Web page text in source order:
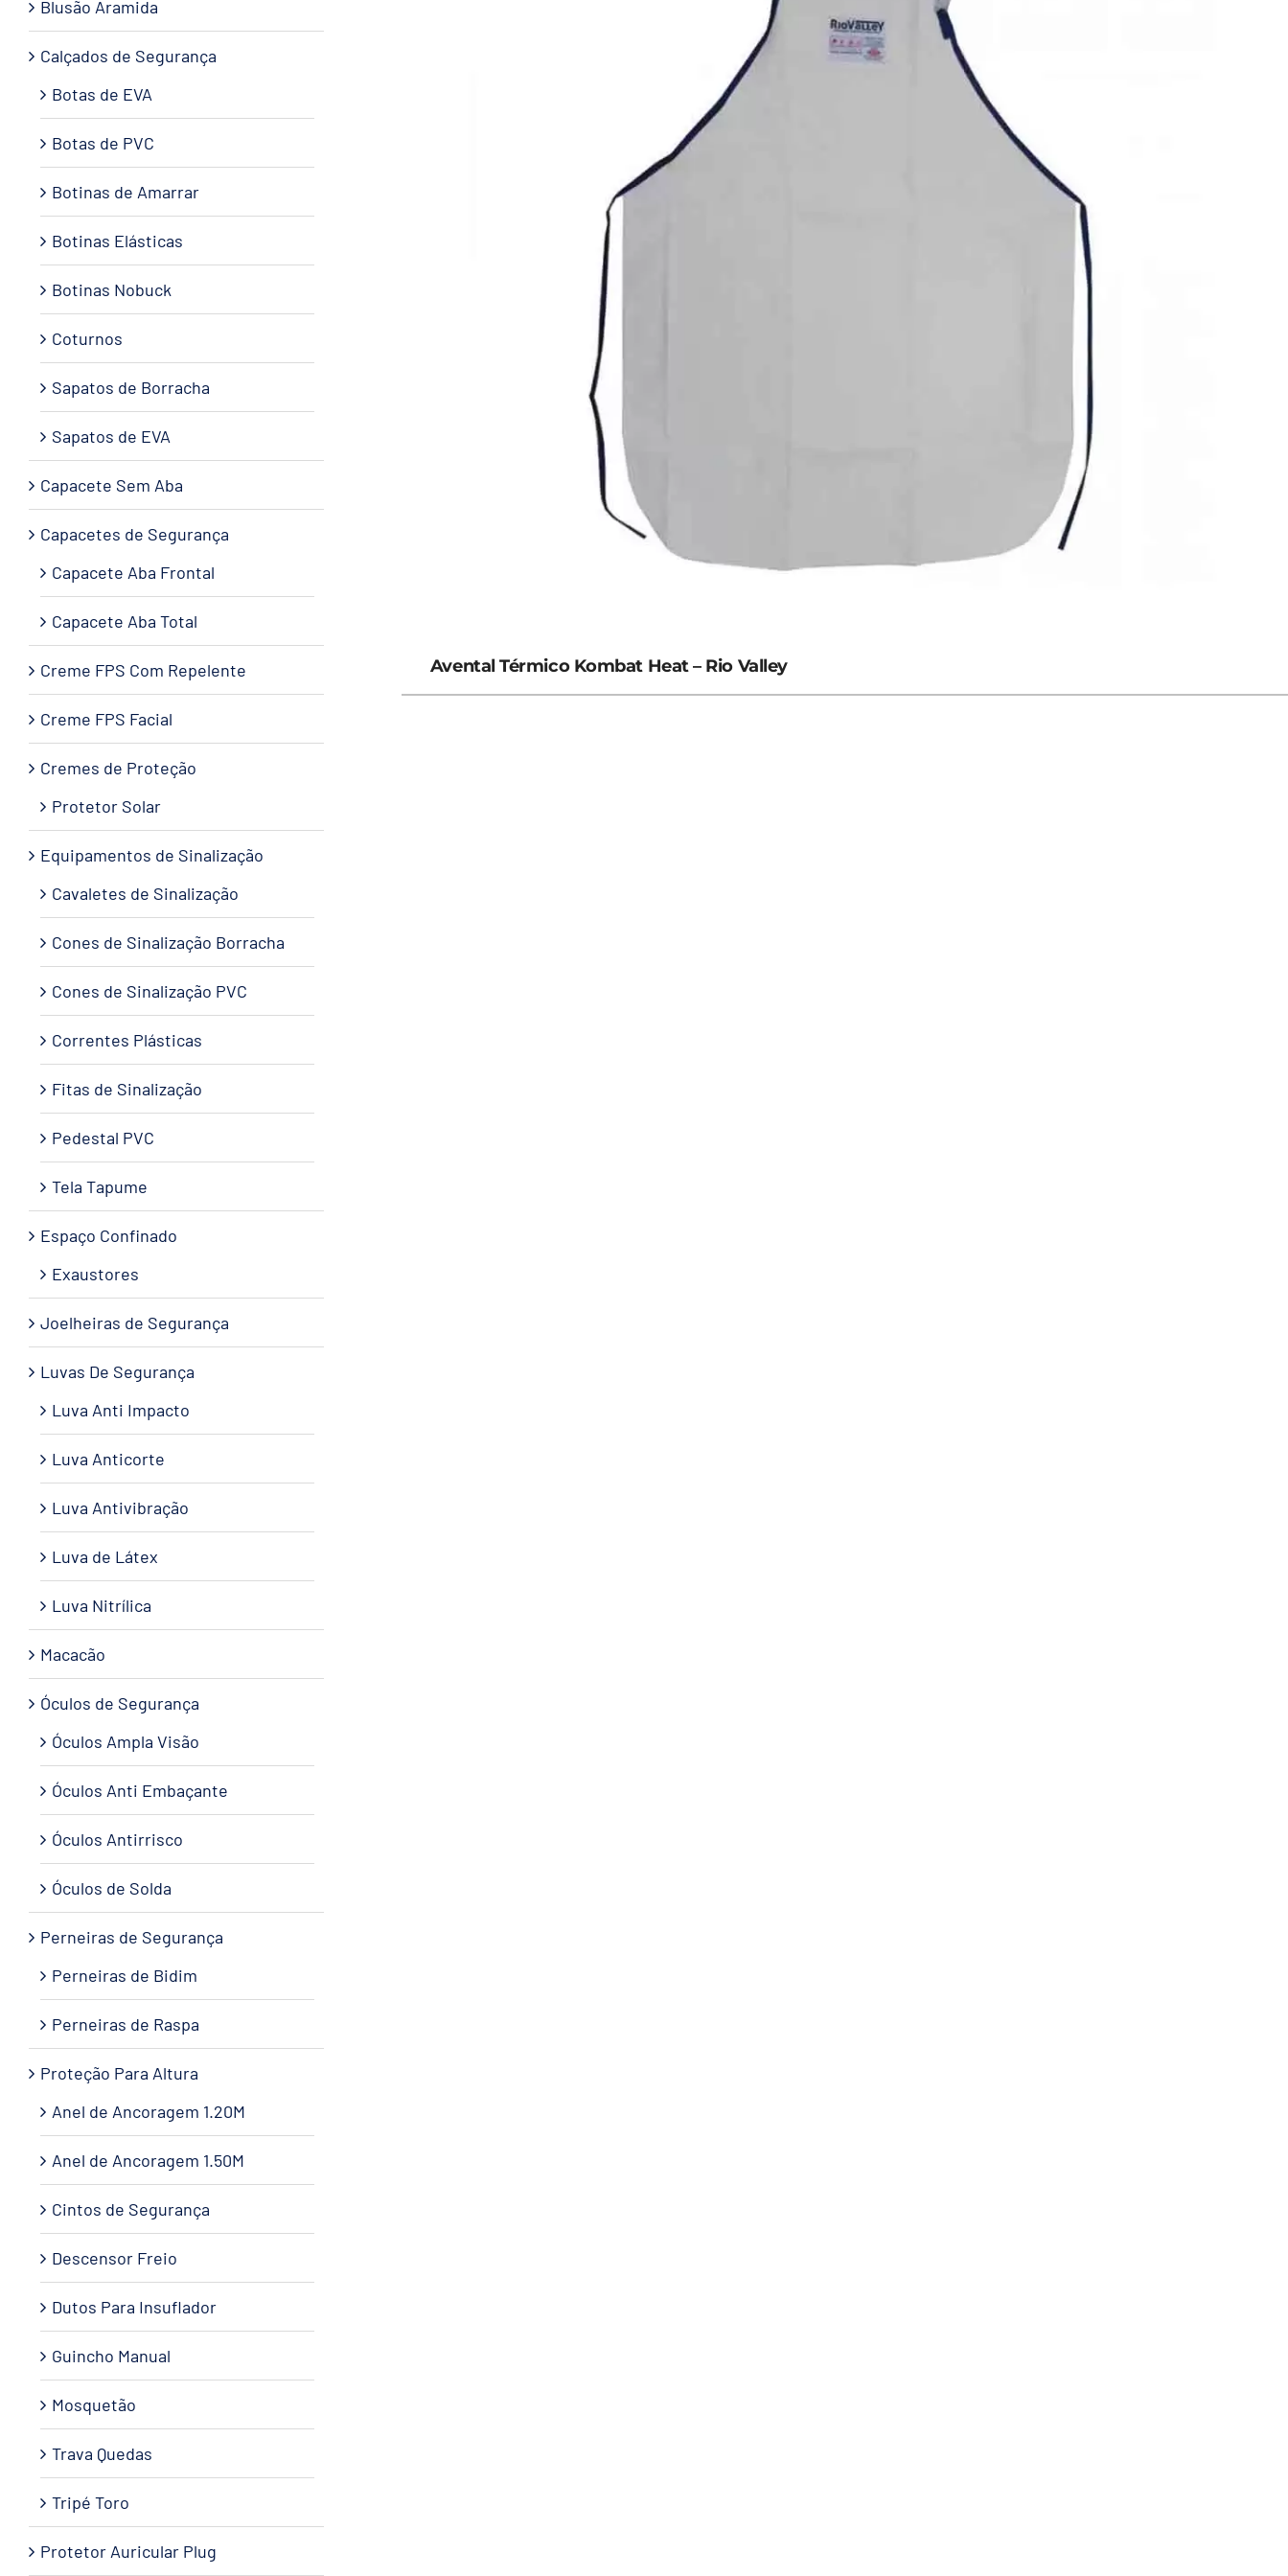
Avental Térmico Kombat Heat – Rio Valley
Blusão Aramida
Calçados de Segurança
Botas de EVA
Botas de PVC
Botinas de Amarrar
Botinas Elásticas
Botinas Nobuck
Coturnos
Sapatos de Borracha
Sapatos de EVA
Capacete Sem Aba
Capacetes de Segurança
Capacete Aba Frontal
Capacete Aba Total
Creme FPS Com Repelente
Creme FPS Facial
Cremes de Proteção
Protetor Solar
Equipamentos de Sinalização
Cavaletes de Sinalização
Cones de Sinalização Borracha
Cones de Sinalização PVC
Correntes Plásticas
Fitas de Sinalização
Pedestal PVC
Tela Tapume
Espaço Confinado
Exaustores
Joelheiras de Segurança
Luvas De Segurança
Luva Anti Impacto
Luva Anticorte
Luva Antivibração
Luva de Látex
Luva Nitrílica
Macacão
Óculos de Segurança
Óculos Ampla Visão
Óculos Anti Embaçante
Óculos Antirrisco
Óculos de Solda
Perneiras de Segurança
Perneiras de Bidim
Perneiras de Raspa
Proteção Para Altura
Anel de Ancoragem 1.20M
Anel de Ancoragem 1.50M
Cintos de Segurança
Descensor Freio
Dutos Para Insuflador
Guincho Manual
Mosquetão
Trava Quedas
Tripé Toro
Protetor Auricular Plug